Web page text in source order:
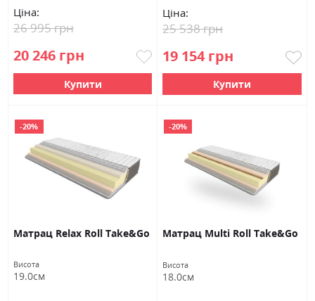
Ціна:
20 246 грн
26 995 грн
Купити
Ціна:
19 154 грн
25 538 грн
Купити
-20%
Матрац Relax Roll Take&Go
Висота
19.0см
-20%
Матрац Multi Roll Take&Go
Висота
18.0см